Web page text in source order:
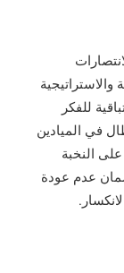
استباقية للفكر
في الميادين
النخبة
عدم عودة